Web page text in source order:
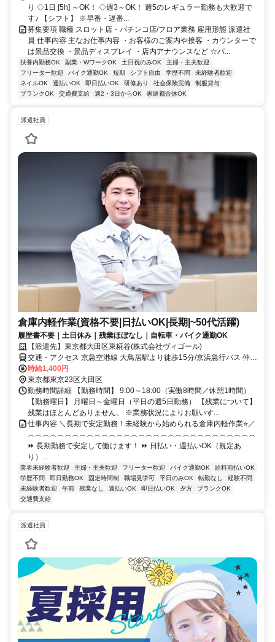
り ◇1日 [5h] ～OK！ ◇週3～OK！ 週5のレギュラー勤務も大歓迎で
す♪ 【シフト】 ※早番・遅番...
募集要項 職種 スロット店・パチンコ店/フロア業務 雇用形態 派遣社
員 仕事内容 主なお仕事内容 ・お客様のご案内や接客 ・カウンターで
は景品交換 ・景品ディスプレイ ・店内アナウンスなど ☆パ...
扶養内勤務OK 副業・WワークOK 土日祝のみOK
主婦・主夫歓迎
フリーター歓迎
バイク通勤OK 短期 シフト自由 学歴不問
未経験者歓迎
ネイルOK
週払いOK 即日払いOK 研修あり 社会保険完備
制服貸与
ブランクOK
交通費支給 週2・3日からOK 家庭都合休OK
派遣社員
倉庫内軽作業(資格不要|日払いOK|長期|~50代活躍)
履歴書不要｜土日休み｜残業ほぼなし｜自転車・バイク通勤OK
【派遣先】東京都大田区東糀谷(株式会社ヴィゴール)
交通・アクセス 京急空港線 大鳥居駅より徒歩15分/京浜急行バス 仲麹
谷バス停・東麹谷二丁目バス停より徒歩5分
時給1,400円
東京都東京23区大田区
勤務時間詳細 【勤務時間】 9:00～18:00（実働8時間／休憩1時間）
【勤務曜日】 月曜日～金曜日（平日の週5日勤務） 【残業について】
残業はほとんどありません。 ※業務状況によりお願いす...
仕事内容 ＼長期で安定勤務！未経験から始められる倉庫内軽作業⭐／
︵︵︵︵︵︵︵︵︵︵︵︵︵︵︵︵︵︵︵︵︵︵︵︵︵︵︵︵︵︵︵
⏩ 長期勤務で安定して働けます！ ⏩ 日払い・週払いOK（規定あ
り）...
業界未経験者歓迎 主婦・主夫歓迎 フリーター歓迎 バイク通勤OK
給料前払いOK
学歴不問
即日勤務OK 固定時間制 職場見学可 平日のみOK 転勤なし
経験不問
未経験者歓迎
午前 残業なし 週払いOK 即日払いOK 夕方
ブランクOK
交通費支給
派遣社員